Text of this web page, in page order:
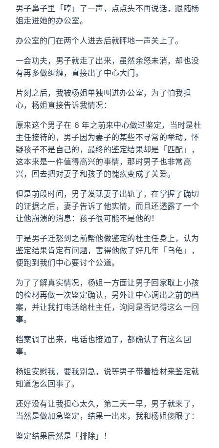
男子鼻子里「哼」了一声，点点头不再说话，跟随杨
姐走进她的办公室。
办公室的门在两个人进去后就砰地一声关上了。
一会功夫，男子就走了出来，虽然余怒未消，却也没
有再多做纠缠，直接出了中心大门。
片刻之后，我被杨姐单独叫进办公室，为了怕我担
心，杨姐直接告诉我情况：
原来这个男子在 6 年之前来中心做过鉴定，当时是杜
主任接待的，男子因为妻子的某些不寻常的举动，怀
疑孩子不是自己的，最终的鉴定结果却是「匹配」，
这本来是一件值得高兴的事情，那时男子也非常高
兴，回去把对妻子和孩子的愧疚变成了关爱。
但是前段时间，男子发现妻子出轨了，在掌握了确切
的证据之后，妻子告诉了他实情，而且还透露了一个
让他崩溃的消息：孩子很可能不是他的！
于是男子迁怒到之前帮他做鉴定的杜主任身上，认为
鉴定结果肯定有问题，害得他做了好几年「乌龟」，
便跑到我们中心要讨个公道。
为了了解真实情况，杨姐一方面让男子回家取上小孩
的检材再做一次鉴定确认，另外让中心调出之前的档
案，并让我打电话给杜主任，询问是否记得这么一回
事。
档案调了出来，电话也接通了，都确认了有这么回
事。
杨姐安慰我，要我别急，说等男子带着检材来鉴定就
知道怎么回事了。
还好没有让我担心太久，第二天一早，男子就来了，
当然是做加急鉴定，结果一出来，我和杨姐傻眼了：
鉴定结果居然是「排除」！